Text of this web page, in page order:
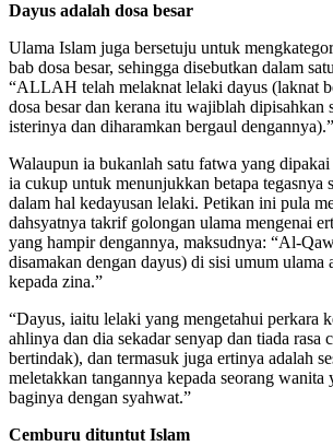
Dayus adalah dosa besar
Ulama Islam juga bersetuju untuk
bab dosa besar, sehingga disebutkan dalam
“ALLAH telah melaknat lelaki dayus (laknat
dosa besar dan kerana itu wajiblah dipisahkan
isterinya dan diharamkan bergaul dengannya).”
Walaupun ia bukanlah satu fatwa yang dipakai
ia cukup untuk menunjukkan betapa tegasnya
dalam hal kedayusan lelaki. Petikan ini pula
dahsyatnya takrif golongan ulama mengenai
yang hampir dengannya, maksudnya: “Al-
disamakan dengan dayus) di sisi umum ulama
kepada zina.”
“Dayus, iaitu lelaki yang mengetahui perkara
ahlinya dan dia sekadar senyap dan tiada rasa
bertindak), dan termasuk juga ertinya adalah
meletakkan tangannya kepada seorang wanita
baginya dengan syahwat.”
Cemburu dituntut Islam